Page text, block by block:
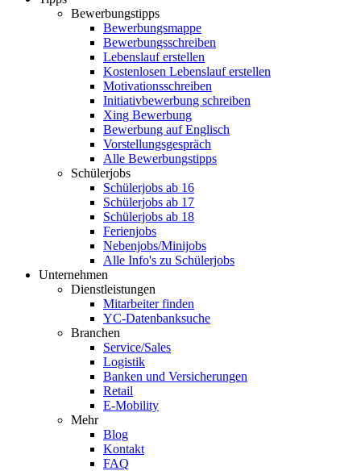
Bewerbungstipps
Bewerbungsmappe
Bewerbungsschreiben
Lebenslauf erstellen
Kostenlosen Lebenslauf erstellen
Motivationsschreiben
Initiativbewerbung schreiben
Xing Bewerbung
Bewerbung auf Englisch
Vorstellungsgespräch
Alle Bewerbungstipps
Schülerjobs
Schülerjobs ab 16
Schülerjobs ab 17
Schülerjobs ab 18
Ferienjobs
Nebenjobs/Minijobs
Alle Info's zu Schülerjobs
Unternehmen
Dienstleistungen
Mitarbeiter finden
YC-Datenbanksuche
Branchen
Service/Sales
Logistik
Banken und Versicherungen
Retail
E-Mobility
Mehr
Blog
Kontakt
FAQ